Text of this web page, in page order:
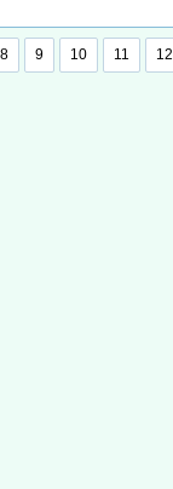
8 9 10 11 12